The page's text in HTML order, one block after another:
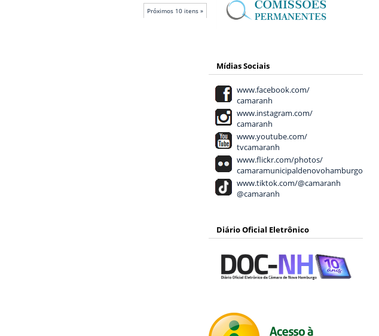
Próximos 10 itens »
Mídias Sociais
www.facebook.com/
camaranh
www.instagram.com/
camaranh
www.youtube.com/
tvcamaranh
www.flickr.com/photos/
camaramunicipaldenovohamburgo
www.tiktok.com/@camaranh
@camaranh
Diário Oficial Eletrônico